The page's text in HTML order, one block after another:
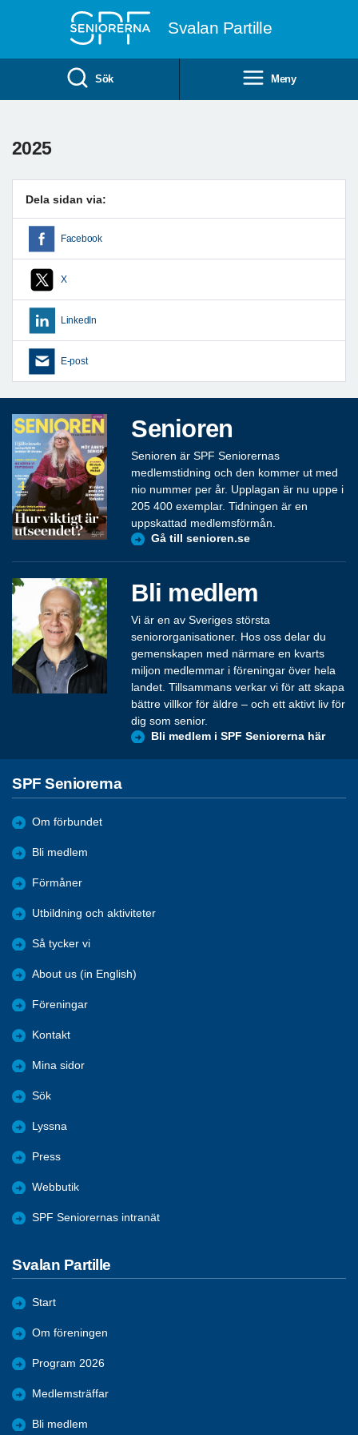
Svalan Partille
Sök Meny
2025
Dela sidan via:
Facebook
X
LinkedIn
E-post
Senioren
Senioren är SPF Seniorernas
medlemstidning och den kommer ut med
nio nummer per år. Upplagan är nu uppe i
205 400 exemplar. Tidningen är en
uppskattad medlemsförmån.
Gå till senioren.se
Bli medlem
Vi är en av Sveriges största
seniororganisationer. Hos oss delar du
gemenskapen med närmare en kvarts
miljon medlemmar i föreningar över hela
landet. Tillsammans verkar vi för att skapa
bättre villkor för äldre – och ett aktivt liv för
dig som senior.
Bli medlem i SPF Seniorerna här
SPF Seniorerna
Om förbundet
Bli medlem
Förmåner
Utbildning och aktiviteter
Så tycker vi
About us (in English)
Föreningar
Kontakt
Mina sidor
Sök
Lyssna
Press
Webbutik
SPF Seniorernas intranät
Svalan Partille
Start
Om föreningen
Program 2026
Medlemsträffar
Bli medlem